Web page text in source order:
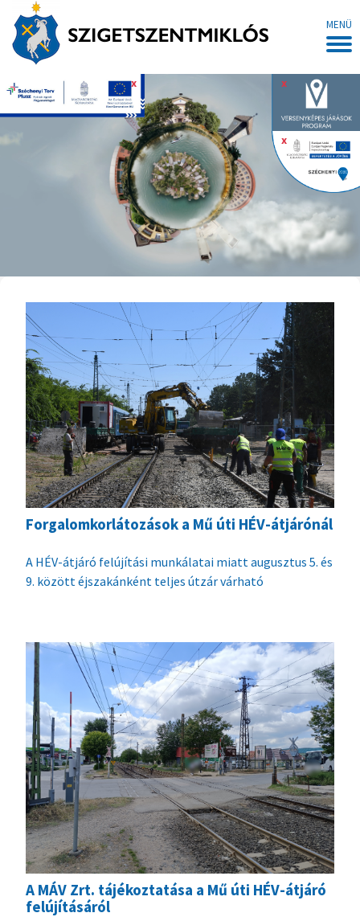
MENÜ
x
x
x
Forgalomkorlátozások a Mű úti HÉV-átjárónál
A HÉV-átjáró felújítási munkálatai miatt augusztus 5. és
9. között éjszakánként teljes útzár várható
A MÁV Zrt. tájékoztatása a Mű úti HÉV-átjáró
felújításáról